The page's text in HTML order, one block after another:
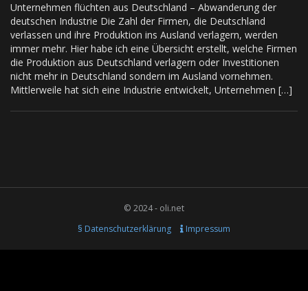
Unternehmen flüchten aus Deutschland – Abwanderung der
deutschen Industrie Die Zahl der Firmen, die Deutschland
verlassen und ihre Produktion ins Ausland verlagern, werden
immer mehr. Hier habe ich eine Übersicht erstellt, welche Firmen
die Produktion aus Deutschland verlagern oder Investitionen
nicht mehr in Deutschland sondern im Ausland vornehmen.
Mittlerweile hat sich eine Industrie entwickelt, Unternehmen […]
© 2024 - oli.net
§ Datenschutzerklärung
Impressum